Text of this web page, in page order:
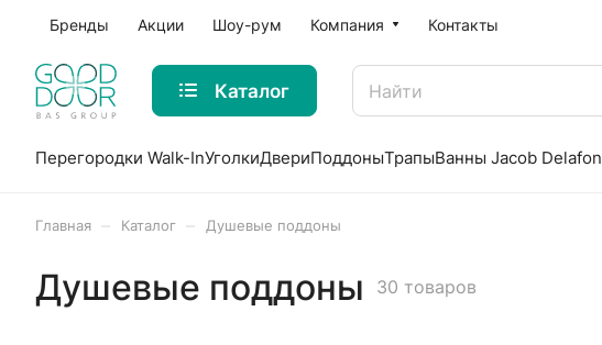
Бренды Акции Шоу-рум Компания Контакты
Каталог
Перегородки Walk-InУголкиДвериПоддоныТрапыВанны Jacob Delafon
Главная Каталог Душевые поддоны
Душевые поддоны 30 товаров